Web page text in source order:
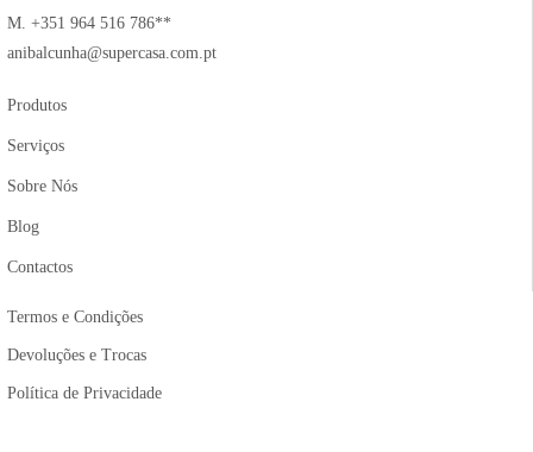
M. +351 964 516 786**
anibalcunha@supercasa.com.pt
Produtos
Serviços
Sobre Nós
Blog
Contactos
Termos e Condições
Devoluções e Trocas
Política de Privacidade